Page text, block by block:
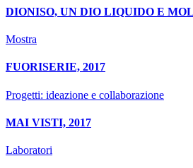
DIONISO, UN DIO LIQUIDO E
Mostra
FUORISERIE, 2017
Progetti: ideazione e collaborazione
MAI VISTI, 2017
Laboratori